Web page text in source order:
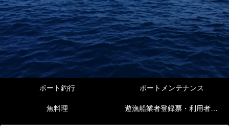
ボート釣行 ボートメンテナンス
魚料理 遊漁船業者登録票・利用者の安全確保等に関する情報